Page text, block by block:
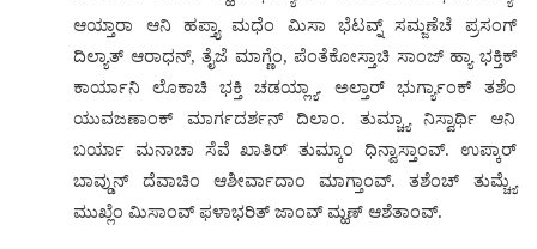
ಆಯ್ತಾರಾ ಆನಿ ಹಪ್ತ್ಯಾ ಮಧೆಂ ಮಿಸಾ ಭೆಟವ್ನ್ ಸಮ್ಜಣೆಚೆ ಪ್ರಸಂಗ್
ದಿಲ್ಯಾತ್ ಆರಾಧನ್, ತೈಜೆ ಮಾಗ್ಣೆಂ, ಪೆಂತೆಕೋಸ್ತಾಚಿ ಸಾಂಜ್ ಹ್ಯಾ ಭಕ್ತಿಕ್
ಕಾರ್ಯಾನಿ ಲೊಕಾಚಿ ಭಕ್ತಿ ಚಡಯ್ಲ್ಯಾ. ಅಲ್ತಾರ್ ಭುರ್ಗ್ಯಾಂಕ್ ತಶೆಂ
ಯುವಜಣಾಂಕ್ ಮಾರ್ಗದರ್ಶನ್ ದಿಲಾಂ. ತುಮ್ಚ್ಯಾ ನಿಸ್ವಾರ್ಥಿ ಆನಿ
ಬರ್ಯಾ ಮನಾಚಾ ಸೆವೆ ಖಾತಿರ್‌ ತುಮ್ಕಾಂ ಧಿನ್ವಾಸ್ತಾಂವ್. ಉಪ್ಕಾರ್
ಬಾವ್ಡುನ್ ದೆವಾಚಿಂ ಆಶೀರ್ವಾದಾಂ ಮಾಗ್ತಾಂವ್. ತಶೆಂಚ್ ತುಮ್ಚ್ಯೆ
ಮುಖ್ಲೆಂ ಮಿಸಾಂವ್ ಫಳಾಭರಿತ್ ಜಾಂವ್ ಮ್ಹಣ್ ಆಶೆತಾಂವ್.